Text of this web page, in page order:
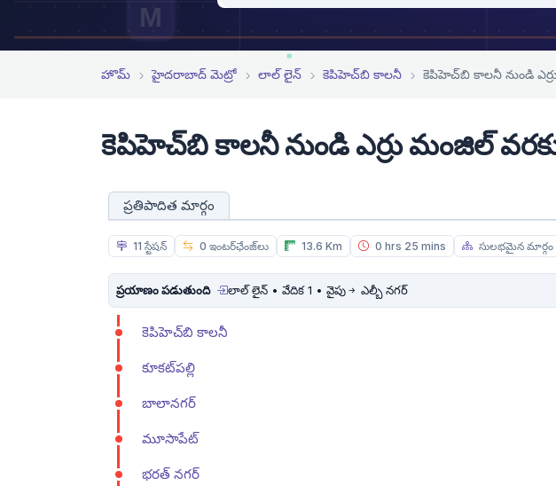
M
హొమ్ హైదరాబాద్ మెట్రో లాల్ లైన్ కెపిహెచ్‌బి కాలనీ కెపిహెచ్‌బి కాలనీ నుండి
కెపిహెచ్‌బి కాలనీ నుండి ఎర్రు మంజిల్
ప్రతిపాదిత మార్గం
11 స్టేషన్ 0 ఇంటర్‌ఛేంజ్‌లు 13.6 Km 0 hrs 25 mins సులభమైన మార్గం
ప్రయాణం పడుతుంది లాల్ లైన్ • వేదిక 1 • వైపు ఎల్బీ నగర్
కెపిహెచ్‌బి కాలనీ
కూకట్‌పల్లి
బాలానగర్
మూసాపేట్
భరత్ నగర్